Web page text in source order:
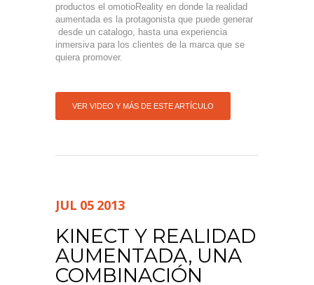
productos el omotioReality en donde la realidad
aumentada es la protagonista que puede generar
desde un catalogo, hasta una experiencia
inmersiva para los clientes de la marca que se
quiera promover.
VER VIDEO Y MÁS DE ESTE ARTÍCULO
JUL 05 2013
KINECT Y REALIDAD
AUMENTADA, UNA
COMBINACIÓN